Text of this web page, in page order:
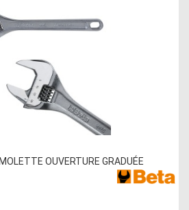
OUVERTURE GRADUÉE